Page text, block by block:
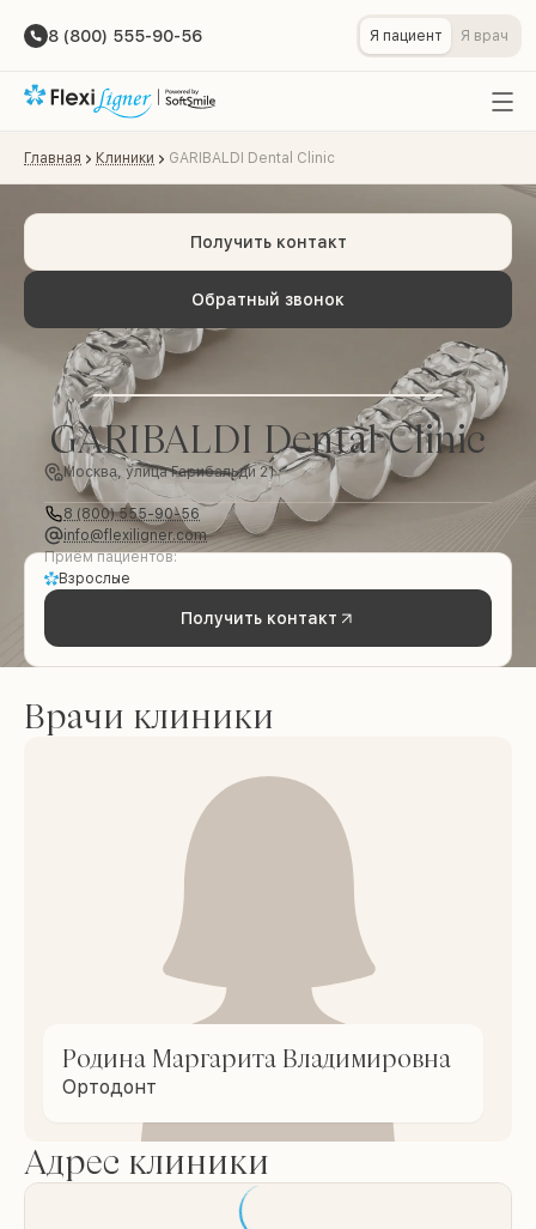
8 (800) 555-90-56 Я пациент Я врач
Главная Клиники GARIBALDI Dental Clinic
Обратный звонок
Получить контакт
GARIBALDI Dental Clinic
Москва, улица Гарибальди 21
8 (800) 555-90-56
info@flexiligner.com
Приём пациентов:
Взрослые
Получить контакт
Врачи клиники
Родина Маргарита Владимировна
Ортодонт
Адрес клиники